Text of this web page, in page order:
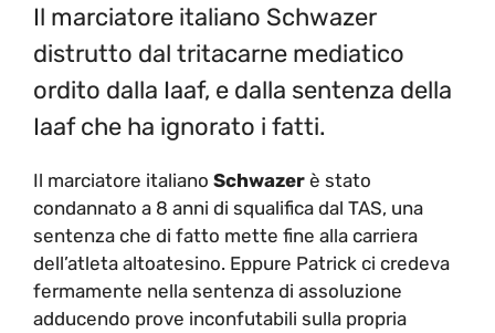
Il marciatore italiano Schwazer
distrutto dal tritacarne mediatico
ordito dalla Iaaf, e dalla sentenza della
Iaaf che ha ignorato i fatti.
Il marciatore italiano Schwazer è stato
condannato a 8 anni di squalifica dal TAS, una
sentenza che di fatto mette fine alla carriera
dell’atleta altoatesino. Eppure Patrick ci credeva
fermamente nella sentenza di assoluzione
adducendo prove inconfutabili sulla propria